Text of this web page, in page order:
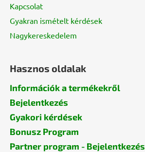
Kapcsolat
Gyakran ismételt kérdések
Nagykereskedelem
Hasznos oldalak
Információk a termékekről
Bejelentkezés
Gyakori kérdések
Bonusz Program
Partner program - Bejelentkezés